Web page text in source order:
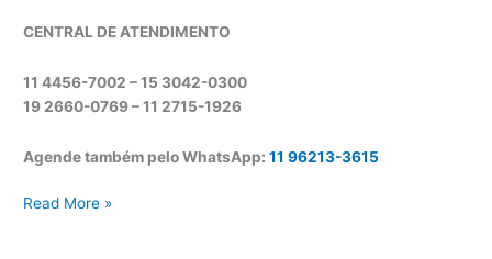
CENTRAL DE ATENDIMENTO
11 4456-7002 – 15 3042-0300
19 2660-0769 –11 2715-1926
Agende também pelo WhatsApp:11 96213-3615
A
Read More »